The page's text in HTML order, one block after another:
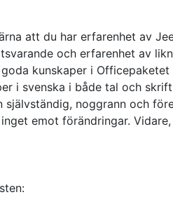
att du har erfarenhet av
och erfarenhet av
kunskaper i
i svenska i både tal och
självständig, noggrann och
emot förändringar.